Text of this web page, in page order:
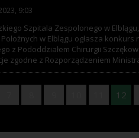
9:03
Szpitala Zespolonego w
w Elblągu ogłasza
z Pododdziałem Chirurgii
zgodne z Rozporządzeniem
12